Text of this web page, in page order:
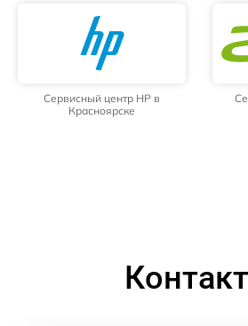
Сервисный центр HP в
Красноярске